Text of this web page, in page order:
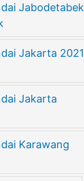
Jabodetabek
Jakarta 2021
Jakarta
Karawang